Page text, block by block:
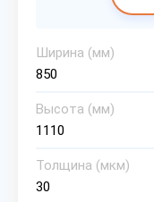
Ширина (мм)
850
Высота (мм)
1110
Толщина (мкм)
30